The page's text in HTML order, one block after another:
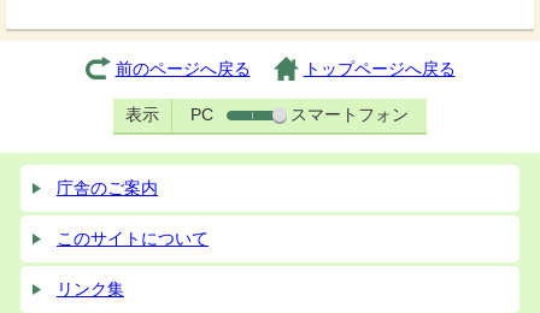
前のページへ戻る トップページへ戻る
表示 PC スマートフォン
庁舎のご案内
このサイトについて
リンク集